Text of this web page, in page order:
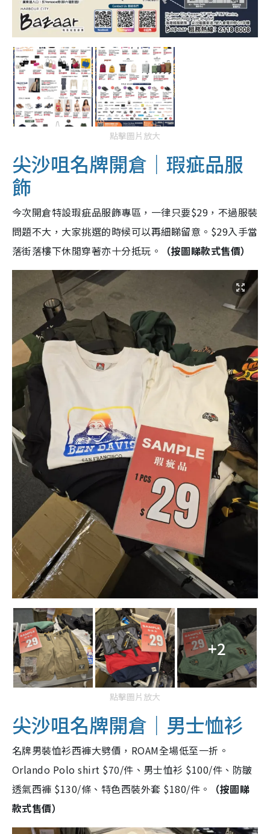
點擊圖片放大
尖沙咀名牌開倉｜瑕疵品服
飾
今次開倉特設瑕疵品服飾專區，一律只要$29，不過服裝
問題不大，大家挑選的時候可以再細睇留意。$29入手當
落街落樓下休閒穿著亦十分抵玩。
（按圖睇款式售價）
+2
點擊圖片放大
尖沙咀名牌開倉｜男士恤衫
名牌男裝恤衫西褲大劈價，ROAM全場低至一折。
Orlando Polo shirt $70/件、男士恤衫 $100/件、防皺
透氣西褲 $130/條、特色西裝外套 $180/件。
（按圖睇
款式售價）